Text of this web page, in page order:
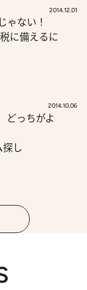
2014.12.01
ゃない！
に備えるに
2014.10.06
どっちがよ
し